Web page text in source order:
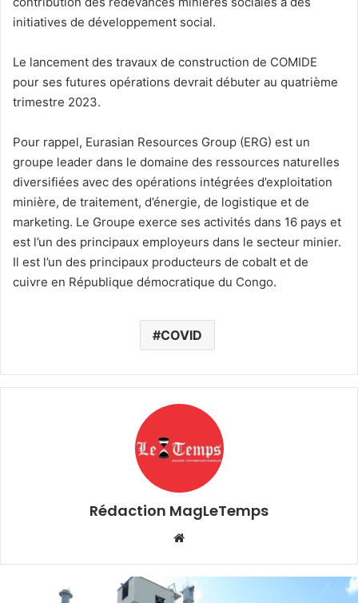
initiatives de développement social.
Le lancement des travaux de construction de COMIDE
pour ses futures opérations devrait débuter au quatrième
trimestre 2023.
Pour rappel, Eurasian Resources Group (ERG) est un
groupe leader dans le domaine des ressources naturelles
diversifiées avec des opérations intégrées d’exploitation
minière, de traitement, d’énergie, de logistique et de
marketing. Le Groupe exerce ses activités dans 16 pays et
est l’un des principaux employeurs dans le secteur minier.
Il est l’un des principaux producteurs de cobalt et de
cuivre en République démocratique du Congo.
COVID
Rédaction MagLeTemps